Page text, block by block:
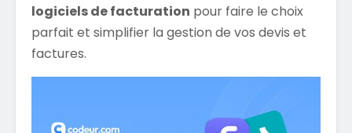
logiciels de facturation pour faire le choix
parfait et simplifier la gestion de vos devis et
factures.